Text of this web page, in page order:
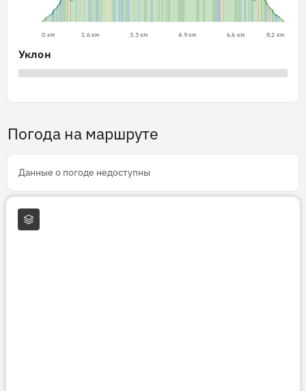
0 км 1.6 км 3.3 км 4.9 км 6.6 км 8.2 км
Уклон
Погода на маршруте
Данные о погоде недоступны